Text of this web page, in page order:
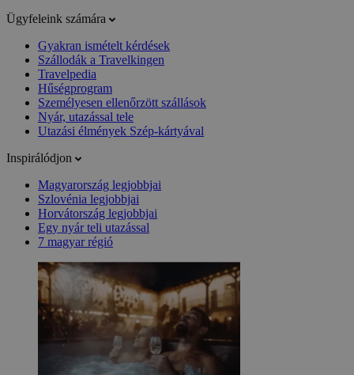
Ügyfeleink számára
Gyakran ismételt kérdések
Szállodák a Travelkingen
Travelpedia
Hűségprogram
Személyesen ellenőrzött szállások
Nyár, utazással tele
Utazási élmények Szép-kártyával
Inspirálódjon
Magyarország legjobbjai
Szlovénia legjobbjai
Horvátország legjobbjai
Egy nyár teli utazással
7 magyar régió